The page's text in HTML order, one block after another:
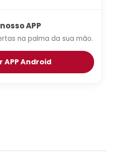
APP
na palma da sua mão.
APP Android